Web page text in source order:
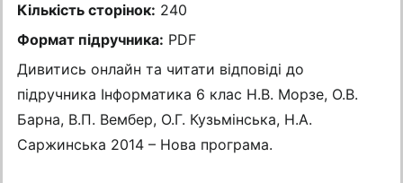
Кількість сторінок: 240
Формат підручника: PDF
Дивитись онлайн та читати відповіді до
підручника Інформатика 6 клас Н.В. Морзе, О.В.
Барна, В.П. Вембер, О.Г. Кузьмінська, Н.А.
Саржинська 2014 – Нова програма.